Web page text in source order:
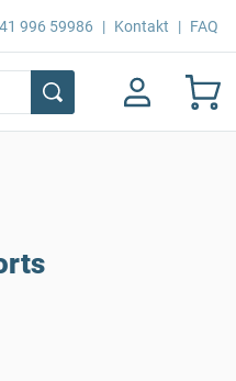
996 59986 | Kontakt | FAQ